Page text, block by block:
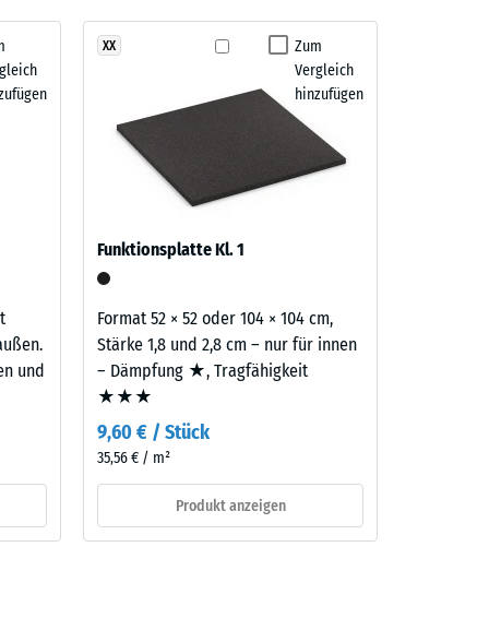
und
Zum
Vergleich
hinzufügen
XX
Funktionsplatte Kl. 1
Format 52 × 52 oder 104 × 104 cm,
Stärke 1,8 und 2,8 cm – nur für innen
– Dämpfung ★, Tragfähigkeit
★★★
9,60 € / Stück
35,56 € / m²
Produkt anzeigen